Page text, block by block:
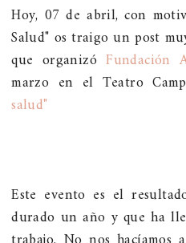
Hoy, 07 de abril, con
Salud" os traigo un post
que organizóFundación
marzo en el Teatro
salud"
Este evento es el
durado un año y que ha